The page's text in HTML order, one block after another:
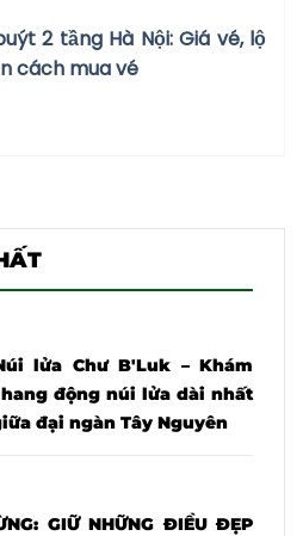
2 tầng Hà Nội: Giá vé, lộ
cách mua vé
lửa Chư B'Luk – Khám
động núi lửa dài nhất
đại ngàn Tây Nguyên
GIỮ NHỮNG ĐIỀU ĐẸP